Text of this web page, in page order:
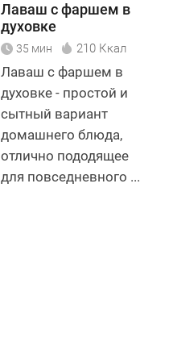
Лаваш с фаршем в
духовке
35 мин 210 Ккал
Лаваш с фаршем в
духовке - простой и
сытный вариант
домашнего блюда,
отлично пододящее
для повседневного ...